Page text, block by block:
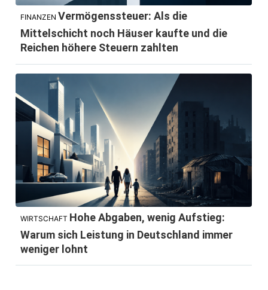
FINANZEN Vermögenssteuer: Als die
Mittelschicht noch Häuser kaufte und die
Reichen höhere Steuern zahlten
WIRTSCHAFT Hohe Abgaben, wenig Aufstieg:
Warum sich Leistung in Deutschland immer
weniger lohnt